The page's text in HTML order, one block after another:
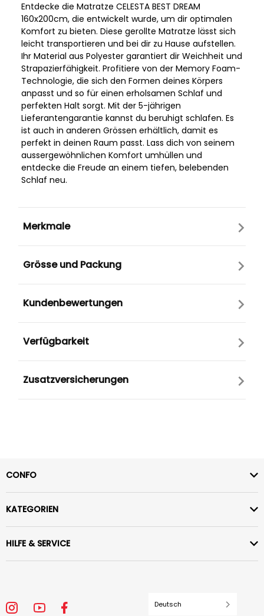
Entdecke die Matratze CELESTA BEST DREAM
160x200cm, die entwickelt wurde, um dir optimalen
Komfort zu bieten. Diese gerollte Matratze lässt sich
leicht transportieren und bei dir zu Hause aufstellen.
Ihr Material aus Polyester garantiert dir Weichheit und
Strapazierfähigkeit. Profitiere von der Memory Foam-
Technologie, die sich den Formen deines Körpers
anpasst und so für einen erholsamen Schlaf und
perfekten Halt sorgt. Mit der 5-jährigen
Lieferantengarantie kannst du beruhigt schlafen. Es
ist auch in anderen Grössen erhältlich, damit es
perfekt in deinen Raum passt. Lass dich von seinem
aussergewöhnlichen Komfort umhüllen und
entdecke die Freude an einem tiefen, belebenden
Schlaf neu.
Merkmale
Grösse und Packung
Kundenbewertungen
Verfügbarkeit
Zusatzversicherungen
CONFO
KATEGORIEN
HILFE & SERVICE
Deutsch